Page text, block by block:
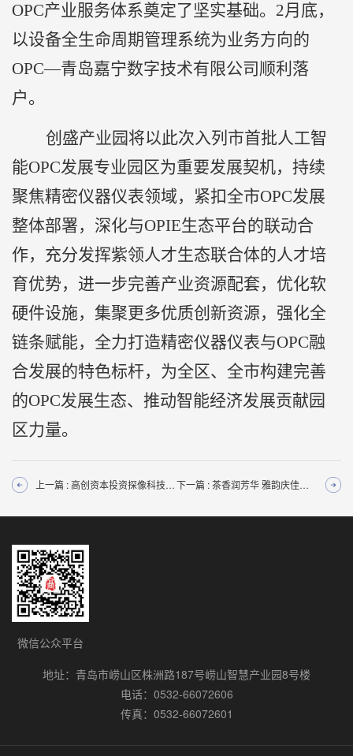
OPC产业服务体系奠定了坚实基础。2月底，
以设备全生命周期管理系统为业务方向的
OPC—青岛嘉宁数字技术有限公司顺利落
户。
创盛产业园将以此次入列市首批人工智
能OPC发展专业园区为重要发展契机，持续
聚焦精密仪器仪表领域，紧扣全市OPC发展
整体部署，深化与OPIE生态平台的联动合
作，充分发挥紫领人才生态联合体的人才培
育优势，进一步完善产业资源配套，优化软
硬件设施，集聚更多优质创新资源，强化全
链条赋能，全力打造精密仪器仪表与OPC融
合发展的特色标杆，为全区、全市构建完善
的OPC发展生态、推动智能经济发展贡献园
区力量。
上一篇 : 高创资本投资探像科技 布局海工智能装备产业领域 下一篇 : 茶香润芳华 雅韵庆佳节--高创资本举办“茶香女神节”茶文化活动
微信公众平台
地址：青岛市崂山区株洲路187号崂山智慧产业园8号楼
电话：0532-66072606
传真：0532-66072601